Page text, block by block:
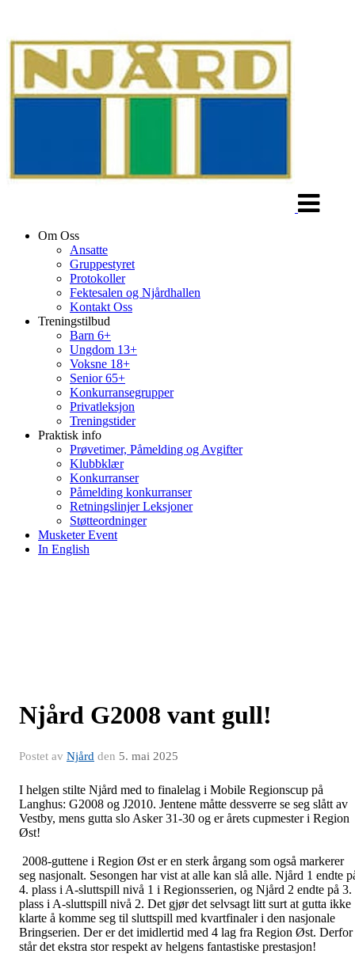
Om Oss
Ansatte
Gruppestyret
Protokoller
Fektesalen og Njårdhallen
Kontakt Oss
Treningstilbud
Barn 6+
Ungdom 13+
Voksne 18+
Senior 65+
Konkurransegrupper
Privatleksjon
Treningstider
Praktisk info
Prøvetimer, Påmelding og Avgifter
Klubbklær
Konkurranser
Påmelding konkurranser
Retningslinjer Leksjoner
Støtteordninger
Musketer Event
In English
Njård G2008 vant gull!
Postet av Njård den 5. mai 2025
I helgen stilte Njård med to finalelag i Mobile Regionscup på
Langhus: G2008 og J2010. Jentene måtte dessverre se seg slått av
Vestby, mens gutta slo Asker 31-30 og er årets cupmester i Region
Øst!
2008-guttene i Region Øst er en sterk årgang som også markerer
seg nasjonalt. Sesongen har vist at alle kan slå alle. Njård 1 endte
4. plass i A-sluttspill nivå 1 i Regionsserien, og Njård 2 endte på 3.
plass i A-sluttspill nivå 2. Det gjør det selvsagt litt surt at gutta ikke
klarte å komme seg til sluttspill med kvartfinaler i den nasjonale
Bringserien. Der er det imidlertid med 4 lag fra Region Øst. Derfor
står det ekstra stor respekt av helgens fantastiske prestasjon!